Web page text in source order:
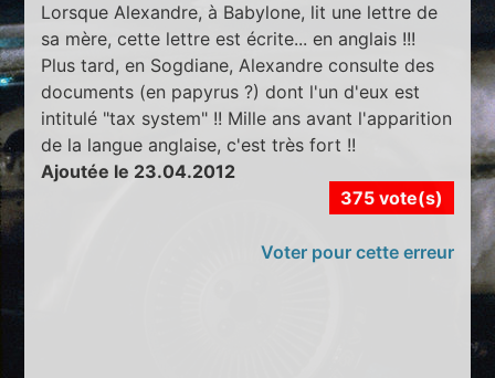
Lorsque Alexandre, à Babylone, lit une lettre de
sa mère, cette lettre est écrite... en anglais !!!
Plus tard, en Sogdiane, Alexandre consulte des
documents (en papyrus ?) dont l'un d'eux est
intitulé "tax system" !! Mille ans avant l'apparition
de la langue anglaise, c'est très fort !!
Ajoutée le 23.04.2012
375 vote(s)
Voter pour cette erreur